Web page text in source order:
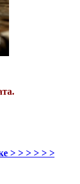
> > > > > >